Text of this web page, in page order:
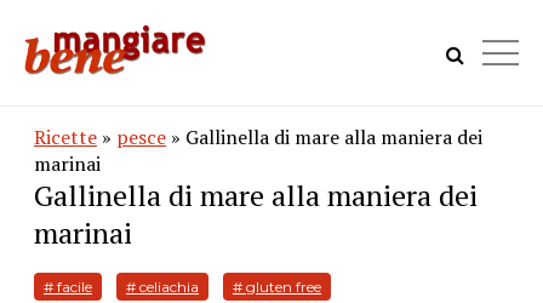
Ricette » pesce » Gallinella di mare alla maniera dei
marinai
Gallinella di mare alla maniera dei
marinai
# facile # celiachia # gluten free